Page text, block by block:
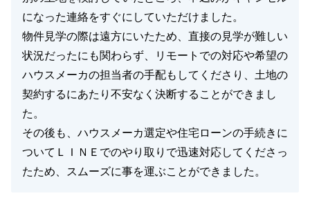
になった連絡をすぐにしていただけました。
物件見学の際は遠方にいたため、直接の見学が難しい
状況だったにも関わらず、リモートでの対応や希望の
ハウスメーカの担当者の手配もしてくださり、土地の
契約するにあたり不安なく決断することができまし
た。
その後も、ハウスメーカ選定や住宅ローンの手続きに
ついてＬＩＮＥでのやり取りで迅速対応してくださっ
たため、スムーズに事を運ぶことができました。